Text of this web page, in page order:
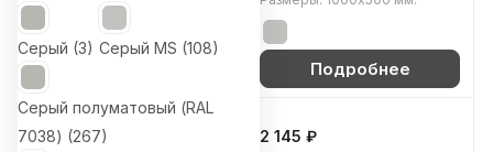
Серый (3) Серый MS (108)
Серый полуматовый (RAL
7038) (267)
Подробнее
2 517 ₽
2 145 ₽